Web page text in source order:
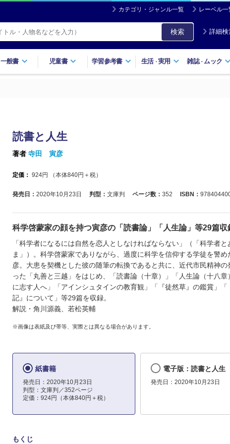
カテゴリ・ジャンル一覧 レーベル一
検索 詳細検
一般書 児童書 学習参考書 生活・実用 雑誌・ ムック
読書と人生
著者 寺田 寅彦
定価： 924円 （本体840円＋税）
発売日： 2020年10月23日 判型： 文庫判 ページ数： 352 ISBN：
科学啓蒙家の顔を持つ寅彦の「読書論」「人生論」等29篇収
「科学者になるには自然を恋人としなければならない」（「科学者と
ま」）。科学啓蒙家でありながら、過度に科学を信仰する学徒を警め
彦。大患を契機とした彼の随筆の転換であると共に、近代市民精神の
った「丸善と三越」をはじめ、「読書論（十章）」「人生論（十八章
に志す人へ」「アインシュタインの教育観」「『徒然草』の鑑賞」「
記』について」等29篇を収録。
解説・角川源義、若松英輔
※画像は表紙及び帯等、実際とは異なる場合があります。
紙書籍
発売日：2020年10月23日
判型：文庫判／352ページ
定価：924円（本体840円＋税）
電子版：読書と人生
発売日：2020年10月23日
もくじ